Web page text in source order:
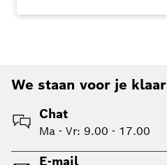
We staan voor je klaar
Chat
Ma - Vr: 9.00 - 17.00
E-mail